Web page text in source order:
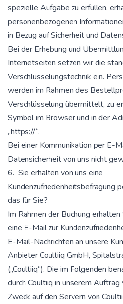
spezielle Aufgabe zu erfüllen,
personenbezogenen
in Bezug auf Sicherheit und
Bei der Erhebung und
Internetseiten setzen wir die
Verschlüsselungstechnik ein.
werden im Rahmen des
Verschlüsselung übermittelt, zu
Symbol im Browser und in der
„https://“.
Bei einer Kommunikation per E-
Datensicherheit von uns nicht
6. Sie erhalten von uns eine
Kundenzufriedenheitsbefragung
das für Sie?
Im Rahmen der Buchung
eine E-Mail zur
E-Mail-Nachrichten an unsere
Anbieter Coultiiq GmbH,
(„Coultiiq“). Die im Folgenden
durch Coultiiq in unserem
Zweck auf den Servern von